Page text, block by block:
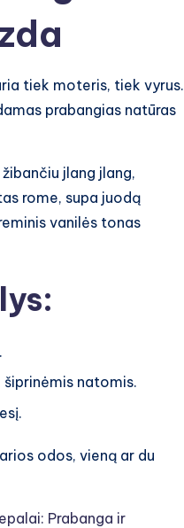
tiek moteris, tiek vyrus.
prabangias natūras
jlang jlang,
rome, supa juodą
vanilės tonas
šiprinėmis natomis.
odos, vieną ar du
Prabanga ir